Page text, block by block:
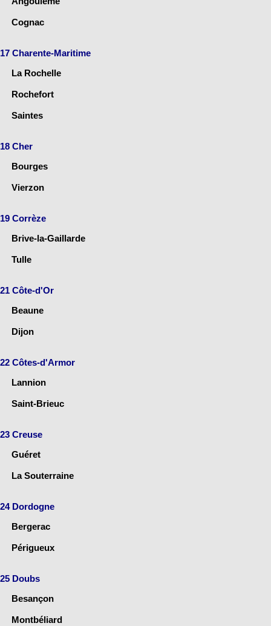
Cognac
17 Charente-Maritime
La Rochelle
Rochefort
Saintes
18 Cher
Bourges
Vierzon
19 Corrèze
Brive-la-Gaillarde
Tulle
21 Côte-d'Or
Beaune
Dijon
22 Côtes-d'Armor
Lannion
Saint-Brieuc
23 Creuse
Guéret
La Souterraine
24 Dordogne
Bergerac
Périgueux
25 Doubs
Besançon
Montbéliard